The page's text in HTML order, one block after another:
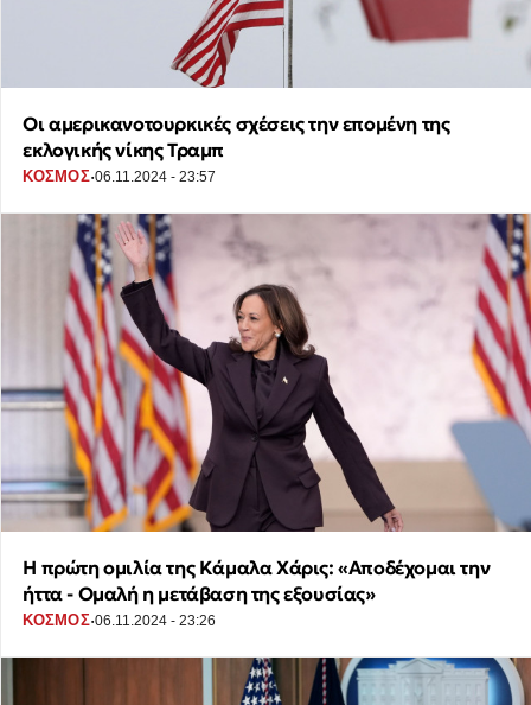
Οι αμερικανοτουρκικές σχέσεις την επομένη της
εκλογικής νίκης Τραμπ
ΚΟΣΜΟΣ·06.11.2024 - 23:57
Η πρώτη ομιλία της Κάμαλα Χάρις: «Αποδέχομαι την
ήττα - Ομαλή η μετάβαση της εξουσίας»
ΚΟΣΜΟΣ·06.11.2024 - 23:26